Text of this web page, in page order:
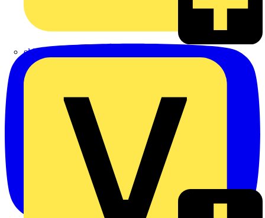
eldis electro distributor GmbH